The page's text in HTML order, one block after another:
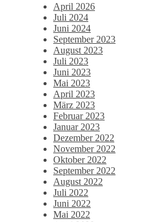
April 2026
Juli 2024
Juni 2024
September 2023
August 2023
Juli 2023
Juni 2023
Mai 2023
April 2023
März 2023
Februar 2023
Januar 2023
Dezember 2022
November 2022
Oktober 2022
September 2022
August 2022
Juli 2022
Juni 2022
Mai 2022